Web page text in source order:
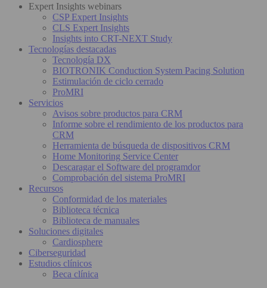
Expert Insights webinars
CSP Expert Insights
CLS Expert Insights
Insights into CRT-NEXT Study
Tecnologías destacadas
Tecnología DX
BIOTRONIK Conduction System Pacing Solution
Estimulación de ciclo cerrado
ProMRI
Servicios
Avisos sobre productos para CRM
Informe sobre el rendimiento de los productos para
CRM
Herramienta de búsqueda de dispositivos CRM
Home Monitoring Service Center
Descaragar el Software del programdor
Comprobación del sistema ProMRI
Recursos
Conformidad de los materiales
Biblioteca técnica
Biblioteca de manuales
Soluciones digitales
Cardiosphere
Ciberseguridad
Estudios clínicos
Beca clínica